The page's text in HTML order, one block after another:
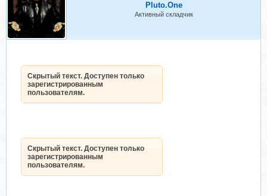
Pluto.One
Активный складчик
Скрытый текст. Доступен только
зарегистрированным
пользователям.
Скрытый текст. Доступен только
зарегистрированным
пользователям.